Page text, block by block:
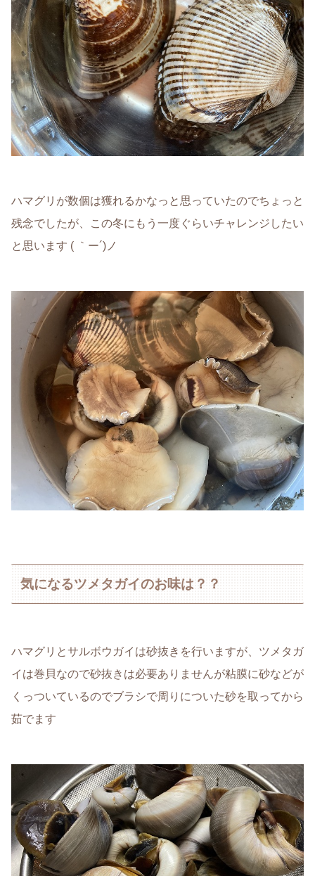
ハマグリが数個は獲れるかなっと思っていたのでちょっと
残念でしたが、この冬にもう一度ぐらいチャレンジしたい
と思います ( ｀ー´)ノ
気になるツメタガイのお味は？？
ハマグリとサルボウガイは砂抜きを行いますが、ツメタガ
イは巻貝なので砂抜きは必要ありませんが粘膜に砂などが
くっついているのでブラシで周りについた砂を取ってから
茹でます